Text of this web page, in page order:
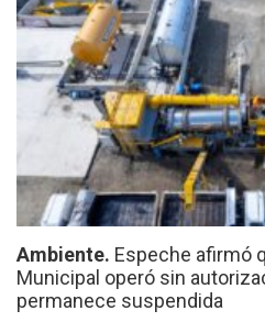
Ambiente. Espeche afirmó
Municipal operó sin
permanece suspendida